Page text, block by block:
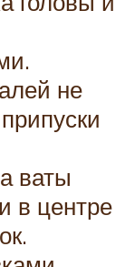
не
ваты
в центре